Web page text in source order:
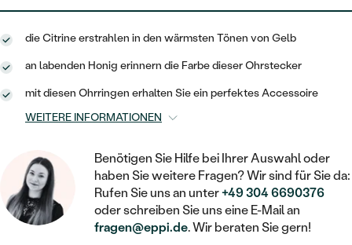
V-FORM
VINTAGE
GEHÄMMERTE
VON HAND GRAVIERTE
VINTAGE
IM SET
GESTALTE EINEN RING
WÄHLE EINEN RING
DIAMANTEN ZUM EINFASSEN
NACH TYP
OHRRINGE
ANHÄNGER / KETTEN
ARMBÄNDER
SCHMUCKSET
HERRENSCHMUCK
OHRSTECKER
CREOLEN
MINIMALISTISCHE
SOLITÄR
HERZ
ZUR GEBURT EINES KINDES
PERSONALISIERT
MIT STERNZEICHEN
MINIMALISTISCH
GOLD
PLATIN
MEMOIRE
MINIMALISTISCHE
die Citrine erstrahlen in den wärmsten Tönen von Gelb
an labenden Honig erinnern die Farbe dieser Ohrstecker
mit diesen Ohrringen erhalten Sie ein perfektes Accessoire
WEITERE INFORMATIONEN
Benötigen Sie Hilfe bei Ihrer Auswahl oder
haben Sie weitere Fragen? Wir sind für Sie da:
Rufen Sie uns an unter+49 304 6690376
oder schreiben Sie uns eine E-Mail an
fragen@eppi.de. Wir beraten Sie gern!